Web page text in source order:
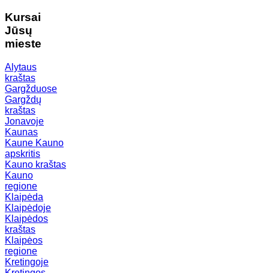
Kursai
Jūsų
mieste
Alytaus
kraštas
Gargžduose
Gargždų
kraštas
Jonavoje
Kaunas
Kaune Kauno
apskritis
Kauno kraštas
Kauno
regione
Klaipėda
Klaipėdoje
Klaipėdos
kraštas
Klaipėos
regione
Kretingoje